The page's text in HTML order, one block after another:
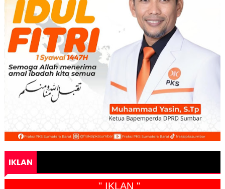
IKLAN
" IKLAN "